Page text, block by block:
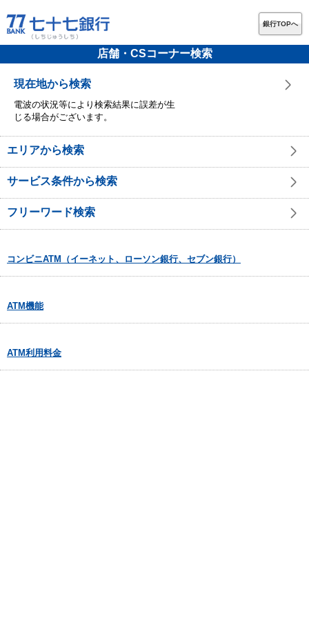
銀行TOPへ
店舗・CSコーナー検索
現在地から検索
電波の状況等により検索結果に誤差が生
じる場合がございます。
エリアから検索
サービス条件から検索
フリーワード検索
コンビニATM（イーネット、ローソン銀行、セブン銀行）
ATM機能
ATM利用料金